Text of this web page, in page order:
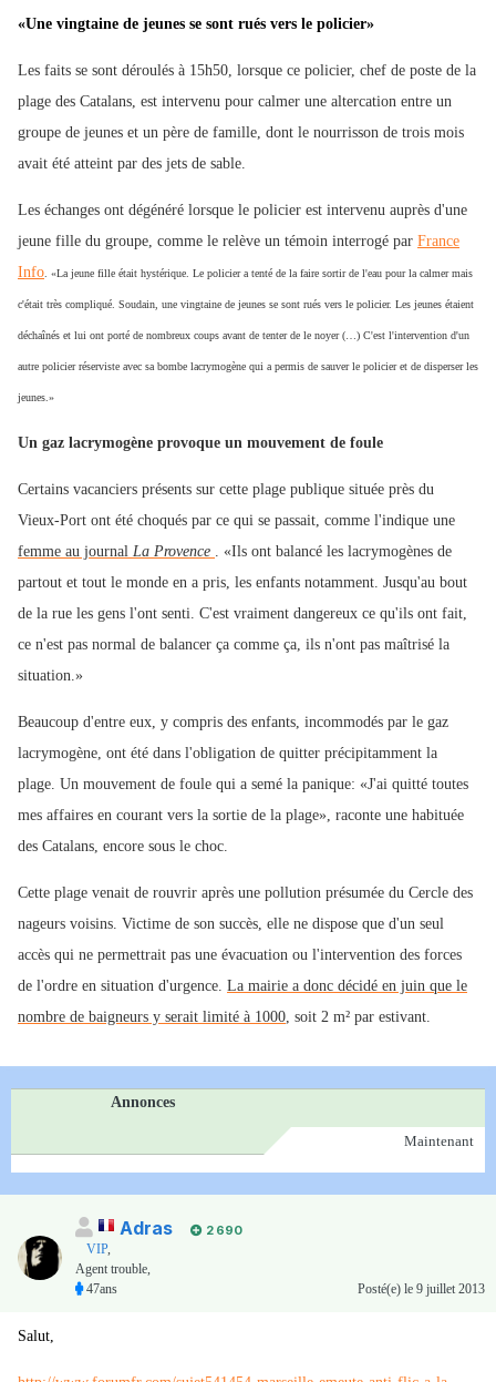
«Une vingtaine de jeunes se sont rués vers le policier»
Les faits se sont déroulés à 15h50, lorsque ce policier, chef de poste de la
plage des Catalans, est intervenu pour calmer une altercation entre un
groupe de jeunes et un père de famille, dont le nourrisson de trois mois
avait été atteint par des jets de sable.
Les échanges ont dégénéré lorsque le policier est intervenu auprès d'une
jeune fille du groupe, comme le relève un témoin interrogé par France
Info. «La jeune fille était hystérique. Le policier a tenté de la faire sortir de l'eau pour la calmer mais
c'était très compliqué. Soudain, une vingtaine de jeunes se sont rués vers le policier. Les jeunes étaient
déchaînés et lui ont porté de nombreux coups avant de tenter de le noyer (…) C'est l'intervention d'un
autre policier réserviste avec sa bombe lacrymogène qui a permis de sauver le policier et de disperser les
jeunes.»
Un gaz lacrymogène provoque un mouvement de foule
Certains vacanciers présents sur cette plage publique située près du
Vieux-Port ont été choqués par ce qui se passait, comme l'indique une
femme au journal La Provence . «Ils ont balancé les lacrymogènes de
partout et tout le monde en a pris, les enfants notamment. Jusqu'au bout
de la rue les gens l'ont senti. C'est vraiment dangereux ce qu'ils ont fait,
ce n'est pas normal de balancer ça comme ça, ils n'ont pas maîtrisé la
situation.»
Beaucoup d'entre eux, y compris des enfants, incommodés par le gaz
lacrymogène, ont été dans l'obligation de quitter précipitamment la
plage. Un mouvement de foule qui a semé la panique: «J'ai quitté toutes
mes affaires en courant vers la sortie de la plage», raconte une habituée
des Catalans, encore sous le choc.
Cette plage venait de rouvrir après une pollution présumée du Cercle des
nageurs voisins. Victime de son succès, elle ne dispose que d'un seul
accès qui ne permettrait pas une évacuation ou l'intervention des forces
de l'ordre en situation d'urgence. La mairie a donc décidé en juin que le
nombre de baigneurs y serait limité à 1000, soit 2 m² par estivant.
Annonces
Maintenant
Adras
2 690
VIP,
Agent trouble,
47ans
Posté(e) le 9 juillet 2013
Salut,